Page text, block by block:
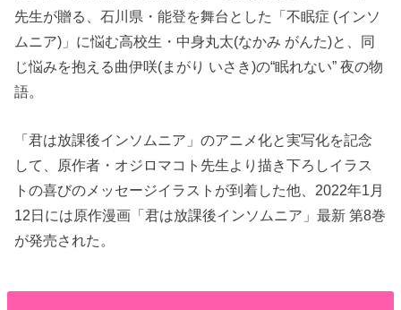
先生が贈る、石川県・能登を舞台とした「不眠症 (インソ
ムニア)」に悩む高校生・中身丸太(なかみ がんた)と、同
じ悩みを抱える曲伊咲(まがり いさき)の“眠れない” 夜の物
語。
「君は放課後インソムニア」のアニメ化と実写化を記念
して、原作者・オジロマコト先生より描き下ろしイラス
トの喜びのメッセージイラストが到着した他、2022年1月
12日には原作漫画「君は放課後インソムニア」最新 第8巻
が発売された。